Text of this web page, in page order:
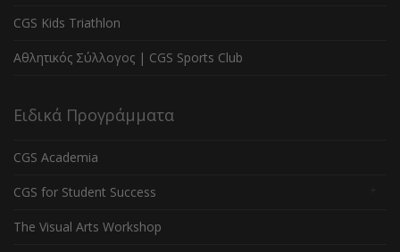
CGS Kids Triathlon
Αθλητικός Σύλλογος | CGS Sports Club
Ειδικά Προγράμματα
CGS Academia
CGS for Student Success
The Visual Arts Workshop